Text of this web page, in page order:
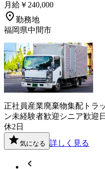
月給￥240,000
勤務地
福岡県中間市
正社員産業廃棄物集配 トラ
ン未経験者歓迎 シニア歓迎
休2日
気になる 詳しく見る